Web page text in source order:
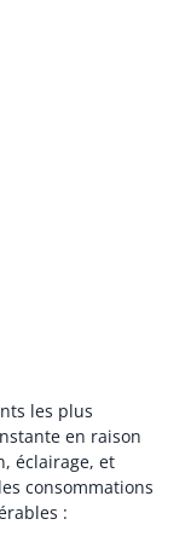
les plus
en raison
éclairage, et
consommations
: